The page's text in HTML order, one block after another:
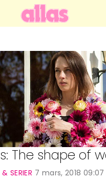
blogg
Arkiv
Kontakt
The shape of
SERIER 7 mars, 2018 09:07